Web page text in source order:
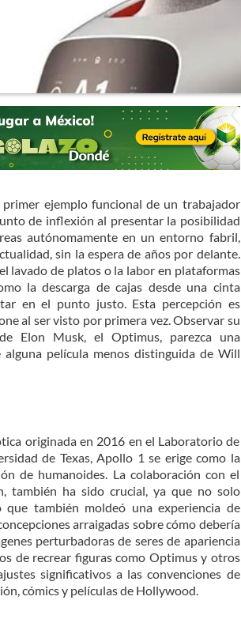
ejemplo funcional de un trabajador
de inflexión al presentar la posibilidad
autónomamente en un entorno fabril,
sin la espera de años por delante.
lavado de platos o la labor en plataformas
la descarga de cajas desde una cinta
en el punto justo. Esta percepción es
al ser visto por primera vez. Observar su
Elon Musk, el Optimus, parezca una
película menos distinguida de Will
originada en 2016 en el Laboratorio de
de Texas, Apollo 1 se erige como la
de humanoides. La colaboración con el
también ha sido crucial, ya que no solo
también moldeó una experiencia de
arraigadas sobre cómo debería
perturbadoras de seres de apariencia
de recrear figuras como Optimus y otros
significativos a las convenciones de
cómics y películas de Hollywood.